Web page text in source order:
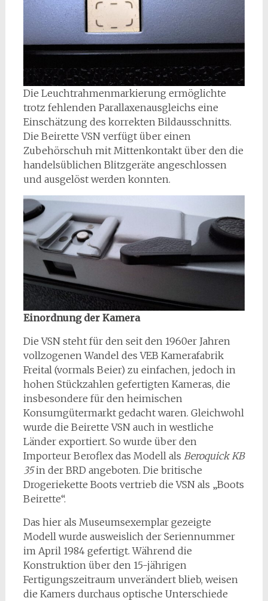
Die Leuchtrahmenmarkierung ermöglichte
trotz fehlenden Parallaxenausgleichs eine
Einschätzung des korrekten Bildausschnitts.
Die Beirette VSN verfügt über einen
Zubehörschuh mit Mittenkontakt über den die
handelsüblichen Blitzgeräte angeschlossen
und ausgelöst werden konnten.
Einordnung der Kamera
Die VSN steht für den seit den 1960er Jahren
vollzogenen Wandel des VEB Kamerafabrik
Freital (vormals Beier) zu einfachen, jedoch in
hohen Stückzahlen gefertigten Kameras, die
insbesondere für den heimischen
Konsumgütermarkt gedacht waren. Gleichwohl
wurde die Beirette VSN auch in westliche
Länder exportiert. So wurde über den
Importeur Beroflex das Modell als Beroquick KB
35in der BRD angeboten. Die britische
Drogeriekette Boots vertrieb die VSN als „Boots
Beirette“.
Das hier als Museumsexemplar gezeigte
Modell wurde ausweislich der Seriennummer
im April 1984 gefertigt. Während die
Konstruktion über den 15-jährigen
Fertigungszeitraum unverändert blieb, weisen
die Kamers durchaus optische Unterschiede